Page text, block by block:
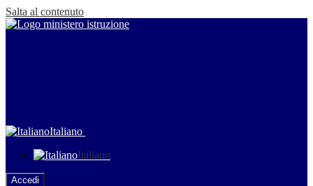
Salta al contenuto
Italiano
Italiano
Accedi